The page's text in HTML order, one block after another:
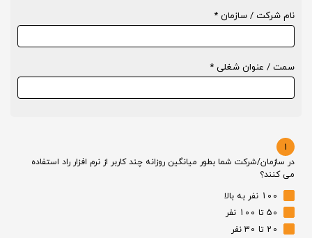
نام شرکت / سازمان *
سمت / عنوان شغلی *
1
در سازمان/شرکت شما بطور میانگین روزانه چند کاربر از نرم افزار راد استفاده
می کنند؟
100 نفر به بالا
50 تا 100 نفر
20 تا 30 نفر